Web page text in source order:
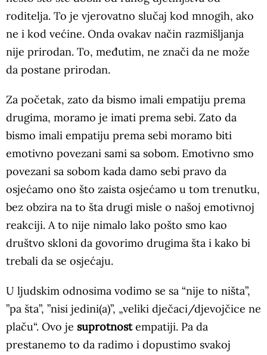
roditelja. To je vjerovatno slučaj kod mnogih, ako
ne i kod većine. Onda ovakav način razmišljanja
nije prirodan. To, međutim, ne znači da ne može
da postane prirodan.
Za početak, zato da bismo imali empatiju prema
drugima, moramo je imati prema sebi. Zato da
bismo imali empatiju prema sebi moramo biti
emotivno povezani sami sa sobom. Emotivno smo
povezani sa sobom kada damo sebi pravo da
osjećamo ono što zaista osjećamo u tom trenutku,
bez obzira na to šta drugi misle o našoj emotivnoj
reakciji. A to nije nimalo lako pošto smo kao
društvo skloni da govorimo drugima šta i kako bi
trebali da se osjećaju.
U ljudskim odnosima vodimo se sa “nije to ništa”,
”pa šta”, ”nisi jedini(a)”, „veliki dječaci/djevojčice ne
plaču“. Ovo je suprotnostempatiji. Pa da
prestanemo to da radimo i dopustimo svakoj